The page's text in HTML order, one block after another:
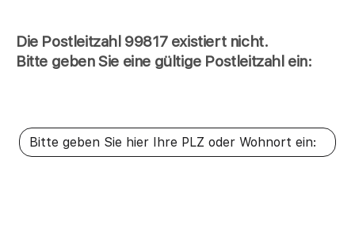
Die Postleitzahl 99817 existiert nicht.
Bitte geben Sie eine gültige Postleitzahl ein: